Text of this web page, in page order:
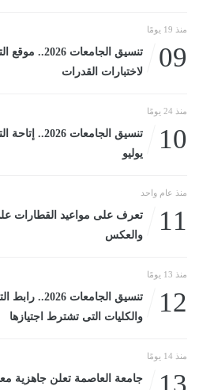
منذ 19 يومًا
09
تنسيق
لاختبارات القدرات
منذ 24 يومًا
10
يوليو
منذ عام واحد
11
تعرف على مواعيد القطارات
والعكس
منذ 13 يومًا
12
تنسيق
والكليات التى تشترط اجتيازها
منذ 14 يومًا
جامعة العاصمة تعلن جاهزية